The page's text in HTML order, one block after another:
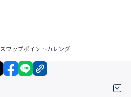
スワップポイントカレンダー
X facebook